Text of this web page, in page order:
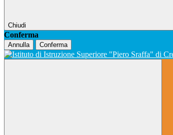
Chiudi
Conferma
Annulla Conferma